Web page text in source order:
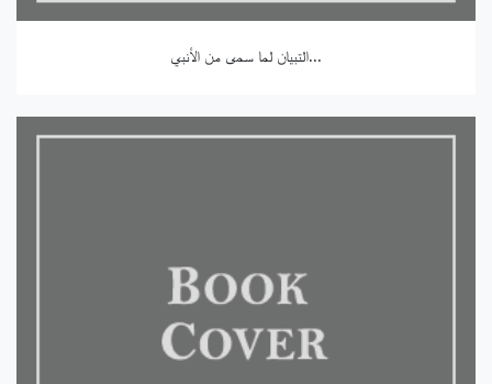
التبيان لما سمى من الأنبي...